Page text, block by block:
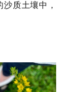
质土壤中，